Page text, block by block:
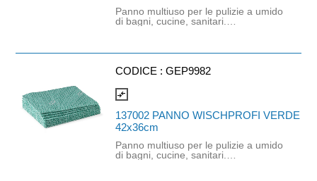
Panno multiuso per le pulizie a umido
di bagni, cucine, sanitari.
varie superfici. La struttura in lattice
macchie ostinate e le molecole
proliferazione di germi.
CODICE :GEP9982
compare_arrows
137002 PANNO WISCHPROFI VERDE
42x36cm
Panno multiuso per le pulizie a umido
di bagni, cucine, sanitari.